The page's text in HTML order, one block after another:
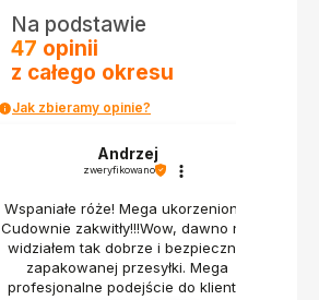
Na podstawie
47 opinii
z całego okresu
Jak zbieramy opinie?
Andrzej
zweryfikowano
Wspaniałe róże! Mega ukorzenione!
Cudownie zakwitły!!!Wow, dawno nie
widziałem tak dobrze i bezpiecznie
zapakowanej przesyłki. Mega
profesjonalne podejście do klienta.